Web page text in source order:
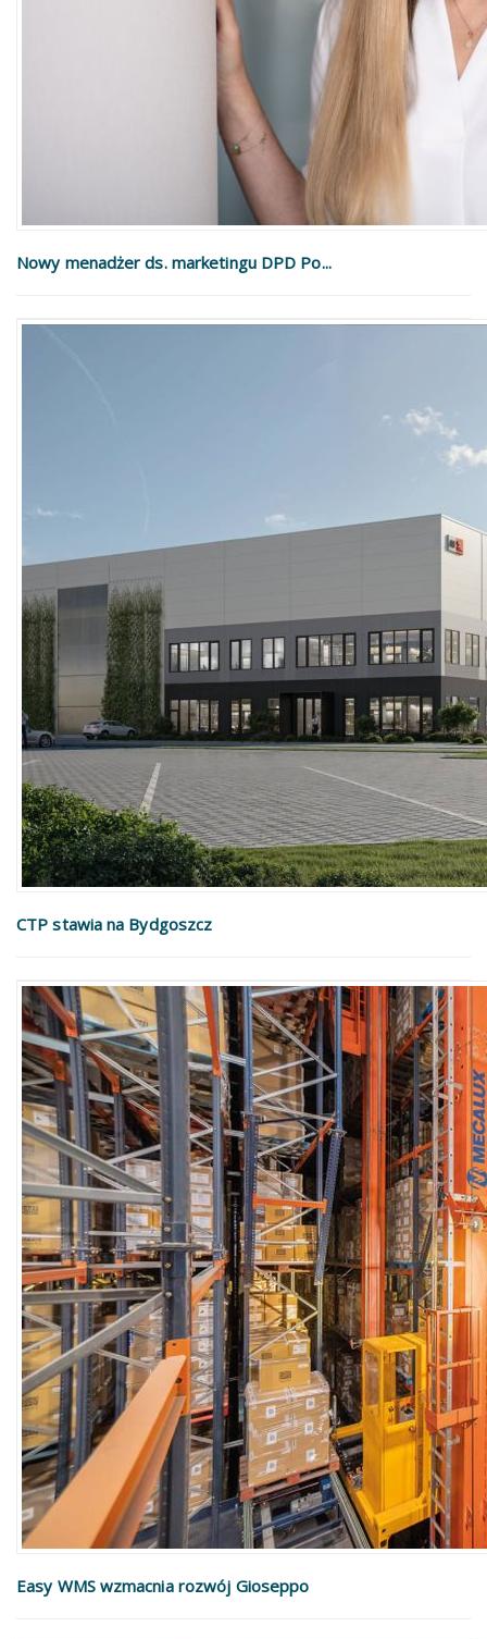
Nowy menadżer ds. marketingu DPD Po...
CTP stawia na Bydgoszcz
Easy WMS wzmacnia rozwój Gioseppo